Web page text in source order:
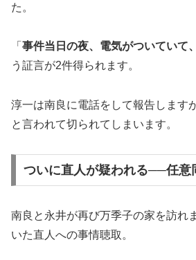
た。
「 事件当日の夜、電気がついていて
う証言が2件得られます。
淳一は南良に電話をして報告しますが
と言われて切られてしまいます。
ついに直人が疑われる──任意
南良と永井が再び万季子の家を訪れ
いた直人への事情聴取。